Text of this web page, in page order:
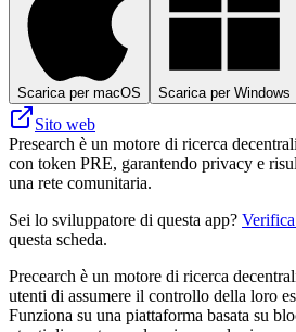
Scarica per macOS Scarica per Windows
Sito web
Presearch è un motore di ricerca
con token PRE, garantendo privacy e
una rete comunitaria.
Sei lo sviluppatore di questa app?
questa scheda.
Precearch è un motore di ricerca
utenti di assumere il controllo della loro
Funziona su una piattaforma basata su